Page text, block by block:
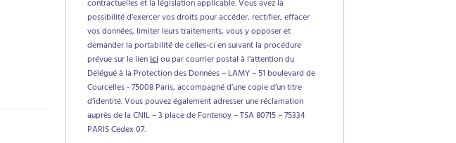
contractuelles et la législation applicable. Vous avez la
possibilité d’exercer vos droits pour accéder, rectifier, effacer
vos données, limiter leurs traitements, vous y opposer et
demander la portabilité de celles-ci en suivant la procédure
prévue sur le lieniciou par courrier postal à l’attention du
Délégué à la Protection des Données – LAMY – 51 boulevard de
Courcelles - 75008 Paris, accompagné d’une copie d’un titre
d’identité. Vous pouvez également adresser une réclamation
auprès de la CNIL – 3 place de Fontenoy – TSA 80715 – 75334
PARIS Cedex 07.